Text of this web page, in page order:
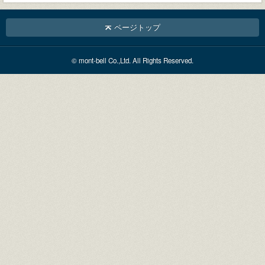
ページトップ
© mont-bell Co.,Ltd. All Rights Reserved.